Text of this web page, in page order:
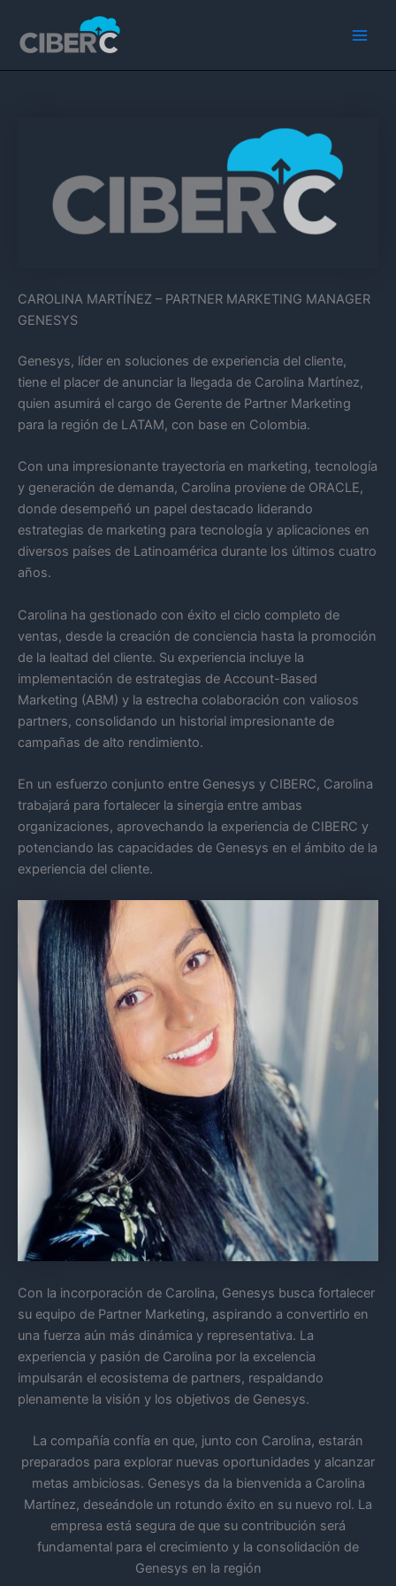
contenido
CAROLINA MARTÍNEZ – PARTNER MARKETING MANAGER
GENESYS
Genesys, líder en soluciones de experiencia del cliente,
tiene el placer de anunciar la llegada de Carolina Martínez,
quien asumirá el cargo de Gerente de Partner Marketing
para la región de LATAM, con base en Colombia.
Con una impresionante trayectoria en marketing, tecnología
y generación de demanda, Carolina proviene de ORACLE,
donde desempeñó un papel destacado liderando
estrategias de marketing para tecnología y aplicaciones en
diversos países de Latinoamérica durante los últimos cuatro
años.
Carolina ha gestionado con éxito el ciclo completo de
ventas, desde la creación de conciencia hasta la promoción
de la lealtad del cliente. Su experiencia incluye la
implementación de estrategias de Account-Based
Marketing (ABM) y la estrecha colaboración con valiosos
partners, consolidando un historial impresionante de
campañas de alto rendimiento.
En un esfuerzo conjunto entre Genesys y CIBERC, Carolina
trabajará para fortalecer la sinergia entre ambas
organizaciones, aprovechando la experiencia de CIBERC y
potenciando las capacidades de Genesys en el ámbito de la
experiencia del cliente.
Con la incorporación de Carolina, Genesys busca fortalecer
su equipo de Partner Marketing, aspirando a convertirlo en
una fuerza aún más dinámica y representativa. La
experiencia y pasión de Carolina por la excelencia
impulsarán el ecosistema de partners, respaldando
plenamente la visión y los objetivos de Genesys.
La compañía confía en que, junto con Carolina, estarán
preparados para explorar nuevas oportunidades y alcanzar
metas ambiciosas. Genesys da la bienvenida a Carolina
Martínez, deseándole un rotundo éxito en su nuevo rol. La
empresa está segura de que su contribución será
fundamental para el crecimiento y la consolidación de
Genesys en la región